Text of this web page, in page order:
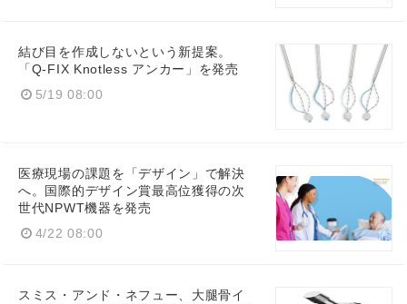
結び目を作成しないという新提案。
「Q-FIX Knotless アンカー」を発売
5/19 08:00
医療現場の課題を「デザイン」で解決
へ。国際的デザイン賞最高位獲得の次
世代NPWT機器を発売
4/22 08:00
スミス・アンド・ネフュー、大腿骨イ